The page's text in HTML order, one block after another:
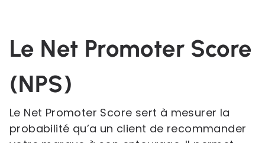
Le Net Promoter Score
(NPS)
Le Net Promoter Score sert à mesurer la
probabilité qu’a un client de recommander